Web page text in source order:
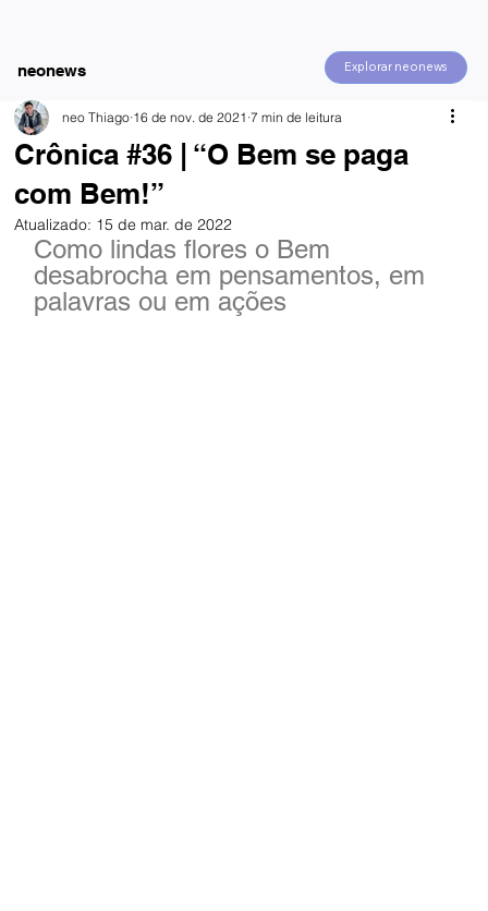
Explorar neonews
neonews
Crônica #36 | “O Bem se paga
com Bem!”
neo Thiago 16 de nov. de 2021 7 min de leitura
Atualizado: 15 de mar. de 2022
Como lindas flores o Bem
desabrocha em pensamentos, em
palavras ou em ações